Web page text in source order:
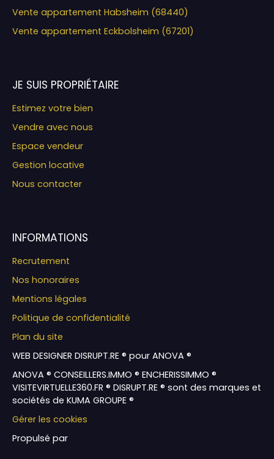
Vente appartement Habsheim (68440)
Vente appartement Eckbolsheim (67201)
JE SUIS PROPRIÉTAIRE
Estimez votre bien
Vendre avec nous
Espace vendeur
Gestion locative
Nous contacter
INFORMATIONS
Recrutement
Nos honoraires
Mentions légales
Politique de confidentialité
Plan du site
WEB DESIGNER DISRUPT.RE ® pour ANOVA ®
ANOVA ® CONSEILLERS.IMMO ® ENCHERISSIMMO ®
VISITEVIRTUELLE360.FR ® DISRUPT.RE ® sont des marques et
sociétés de KUMA GROUPE ®
Gérer les cookies
Propulsé par